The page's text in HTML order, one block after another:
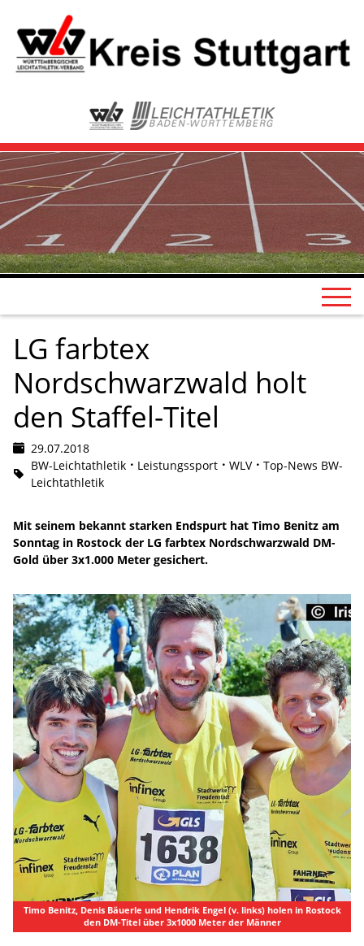
LG farbtex
Nordschwarzwald holt
den Staffel-Titel
29.07.2018
BW-Leichtathletik
Leistungssport WLV
Top-News BW-
Leichtathletik
Mit seinem bekannt starken Endspurt hat Timo Benitz am
Sonntag in Rostock der LG farbtex Nordschwarzwald DM-
Gold über 3x1.000 Meter gesichert.
Timo Benitz, Denis Bäuerle und Hendrik Engel (v. links) holen in Rostock
den DM-Titel über 3x1000 Meter der Männer